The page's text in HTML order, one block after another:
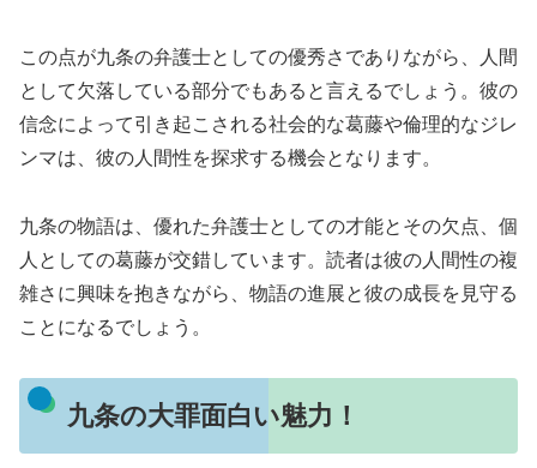
この点が九条の弁護士としての優秀さでありながら、人間
として欠落している部分でもあると言えるでしょう。彼の
信念によって引き起こされる社会的な葛藤や倫理的なジレ
ンマは、彼の人間性を探求する機会となります。
九条の物語は、優れた弁護士としての才能とその欠点、個
人としての葛藤が交錯しています。読者は彼の人間性の複
雑さに興味を抱きながら、物語の進展と彼の成長を見守る
ことになるでしょう。
九条の大罪面白い魅力！